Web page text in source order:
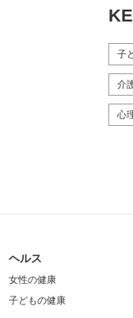
子
介
心
ヘルス
女性の健康
子どもの健康